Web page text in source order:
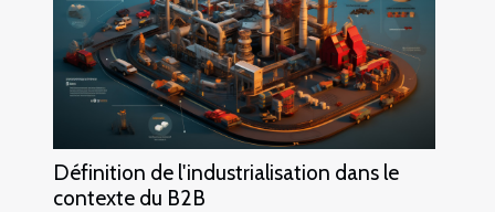
Définition de l'industrialisation dans le
contexte du B2B